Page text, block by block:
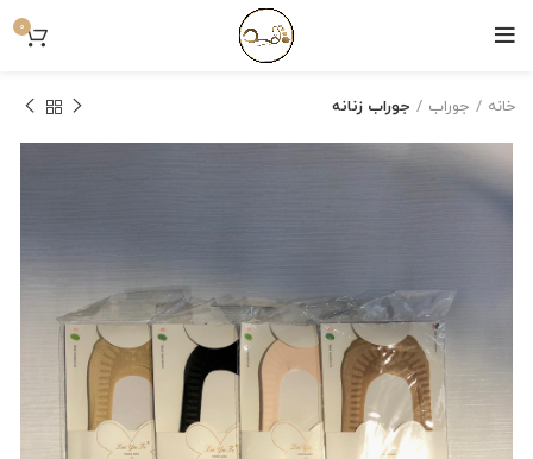
0
خانه جوراب جوراب زنانه